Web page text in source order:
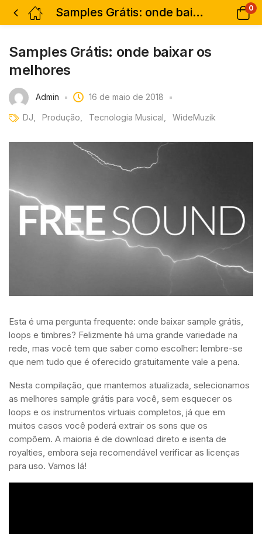
Samples Grátis: onde baixar os melhores 0
Samples Grátis: onde baixar os
melhores
Admin 16 de maio de 2018
DJ Produção Tecnologia Musical WideMuzik
Esta é uma pergunta frequente: onde baixar sample grátis,
loops e timbres? Felizmente há uma grande variedade na
rede, mas você tem que saber como escolher: lembre-se
que nem tudo que é oferecido gratuitamente vale a pena.
Nesta compilação, que mantemos atualizada, selecionamos
as melhores sample grátis para você, sem esquecer os
loops e os instrumentos virtuais completos, já que em
muitos casos você poderá extrair os sons que os
compõem. A maioria é de download direto e isenta de
royalties, embora seja recomendável verificar as licenças
para uso. Vamos lá!